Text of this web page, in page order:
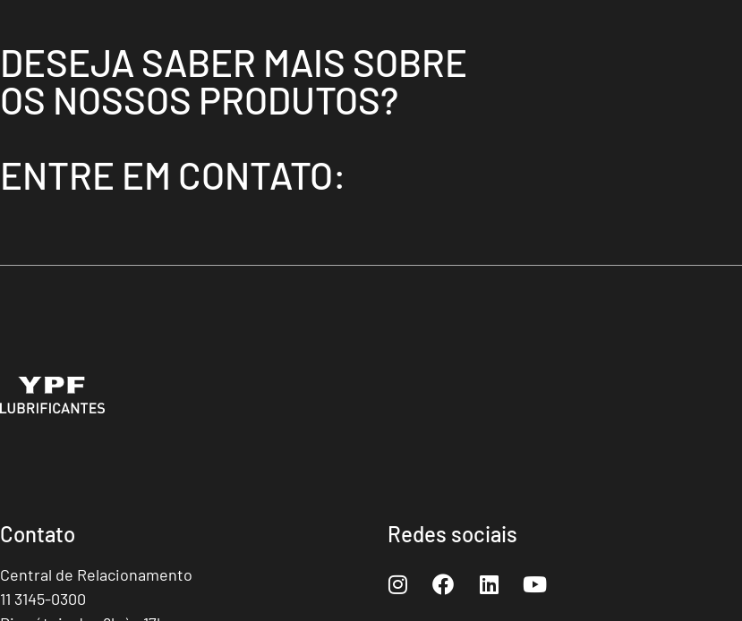
DESEJA SABER MAIS SOBRE
OS NOSSOS PRODUTOS?
ENTRE EM CONTATO:
Contato
Central de Relacionamento
11 3145-0300
Redes sociais